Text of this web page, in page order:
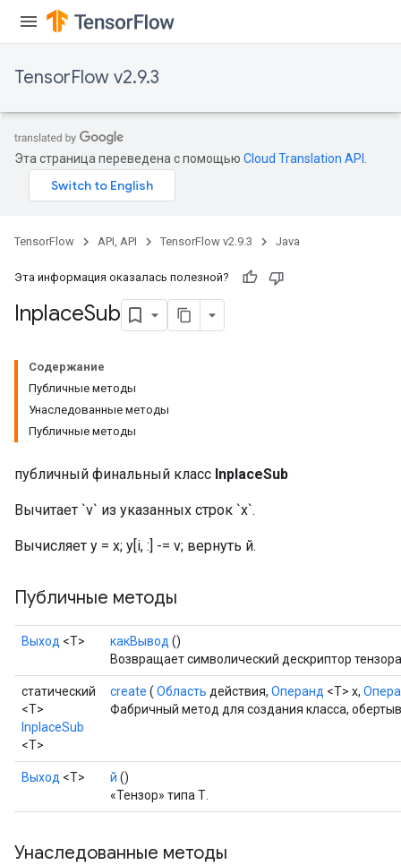
TensorFlow v2.9.3
Эта страница переведена с помощью Cloud Translation API
TensorFlow API, API TensorFlow v2.9.3 Java
Эта информация оказалась полезной?
InplaceSub
Содержание
Публичные методы
Унаследованные методы
Публичные методы
публичный финальный класс InplaceSub
Вычитает `v` из указанных строк `x`.
Вычисляет y = x; y[i, :] -= v; вернуть й.
Публичные методы
Выход <Т> какВывод ()
Возвращает символический дескриптор
статический
<T>
InplaceSub
<T>
create ( Область действия, Операнд <T> x,
Фабричный метод для создания класса,
Выход <Т> й ()
«Тензор» типа Т.
Унаследованные методы